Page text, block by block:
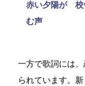
赤い夕陽が
む声
一方で歌詞には
られています。